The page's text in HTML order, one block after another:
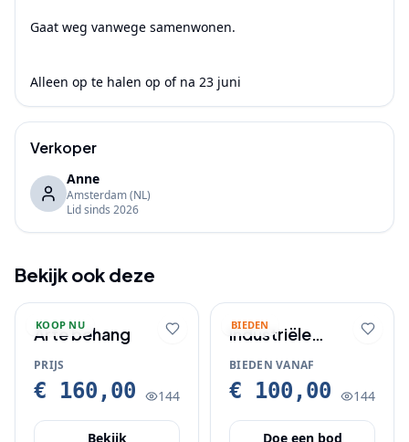
Gaat weg vanwege samenwonen.
Alleen op te halen op of na 23 juni
Verkoper
Anne
Amsterdam(NL)
Lid sinds 2026
Bekijk ook deze
KOOP NU
Arte behang
PRIJS
€ 160,00 144
Bekijk
BIEDEN
Industriële
bartafel + 4
barkrukken set –
BIEDEN VANAF
€ 100,00 144
Doe een bod